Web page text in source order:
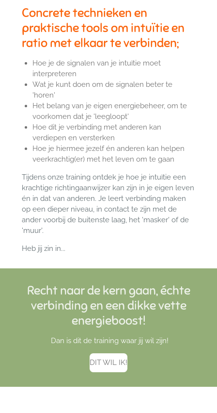
Concrete technieken en
praktische tools om intuïtie en
ratio met elkaar te verbinden;
Hoe je de signalen van je intuïtie moet
interpreteren
Wat je kunt doen om de signalen beter te
'horen'
Het belang van je eigen energiebeheer, om te
voorkomen dat je 'leegloopt'
Hoe dit je verbinding met anderen kan
verdiepen en versterken
Hoe je hiermee jezelf én anderen kan helpen
veerkrachtig(er) met het leven om te gaan
Tijdens onze training ontdek je hoe je intuïtie een
krachtige richtingaanwijzer kan zijn in je eigen leven
én in dat van anderen. Je leert verbinding maken
op een dieper niveau, in contact te zijn met de
ander voorbij de buitenste laag, het 'masker' of de
'muur'.
Heb jij zin in...
Recht naar de kern gaan, échte
verbinding en een dikke vette
energieboost!
Dan is dit de training waar jij wil zijn!
DIT WIL IK!